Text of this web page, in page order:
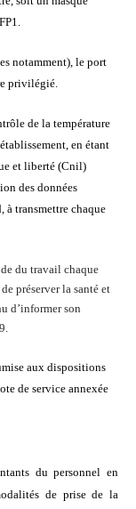
notamment), le port
privilégié.
de la température
en étant
et liberté (Cnil)
des données
à transmettre chaque
du travail chaque
préserver la santé et
d’informer son
aux dispositions
de service annexée
du personnel en
de prise de la